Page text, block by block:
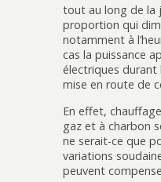
tout au long de la
proportion qui
notamment à
cas la puissance
électriques durant
mise en route de
En effet,
gaz et à charbon
ne serait-ce que
variations
peuvent